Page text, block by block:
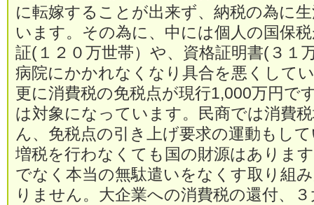
に転嫁することが出来ず、納税の為に
います。その為に、中には個人の国保
証(１２０万世帯）や、資格証明書(３１
病院にかかれなくなり具合を悪くして
更に消費税の免税点が現行1,000万円で
は対象になっています。民商では消費
ん、免税点の引き上げ要求の運動もし
増税を行わなくても国の財源はありま
でなく本当の無駄遣いをなくす取り組
りません。大企業への消費税の還付、